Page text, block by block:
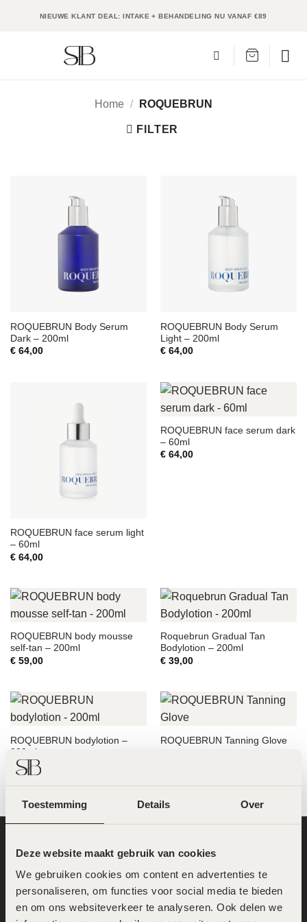
Toestemming Details Over
Deze website maakt gebruik van cookies
We gebruiken cookies om content en advertenties te
personaliseren, om functies voor social media te bieden
en om ons websiteverkeer te analyseren. Ook delen we
NIEUWE KLANT DEAL: INTAKE + BEHANDELING NU VANAF €89
Home / ROQUEBRUN
FILTER
ROQUEBRUN Body Serum
Dark – 200ml
€64,00
ROQUEBRUN Body Serum
Light – 200ml
€64,00
ROQUEBRUN face serum light
– 60ml
€64,00
ROQUEBRUN face serum dark
– 60ml
€64,00
ROQUEBRUN body mousse
self-tan – 200ml
€59,00
Roquebrun Gradual Tan
Bodylotion – 200ml
€39,00
ROQUEBRUN bodylotion –
200ml
29,00
ROQUEBRUN Tanning Glove